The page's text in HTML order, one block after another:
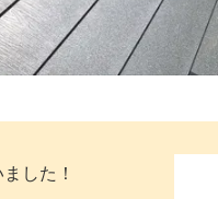
した！